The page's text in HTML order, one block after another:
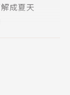
成夏天
生困惑時，尋
，往往望文生
還可能因為錯